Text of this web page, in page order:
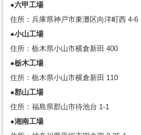
●六甲工場
住所：兵庫県神戸市東灘区向洋町西 4-6
●小山工場
住所：栃木県小山市横倉新田 400
●栃木工場
住所：栃木県小山市横倉新田 110
●郡山工場
住所：福島県郡山市待池台 1-1
●湘南工場